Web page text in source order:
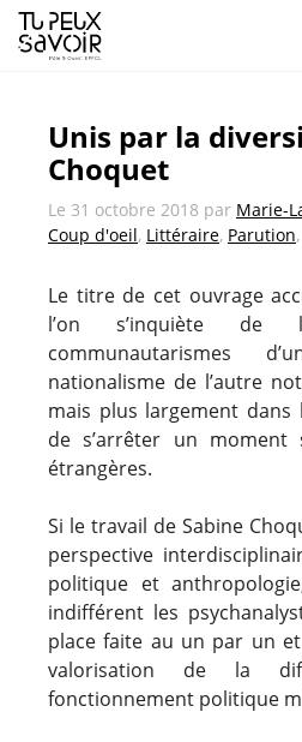
Aller
au
Unis par la
Choquet
Le 31 octobre 2018 par Marie-
Coup d'oeil, Littéraire, Parution
Le titre de cet ouvrage
l’on s’inquiète de
communautarismes
nationalisme de l’autre
mais plus largement
de s’arrêter un moment
étrangères.
Si le travail de Sabine
perspective
politique et
indifférent les
place faite au un par un
valorisation de la
fonctionnement politique